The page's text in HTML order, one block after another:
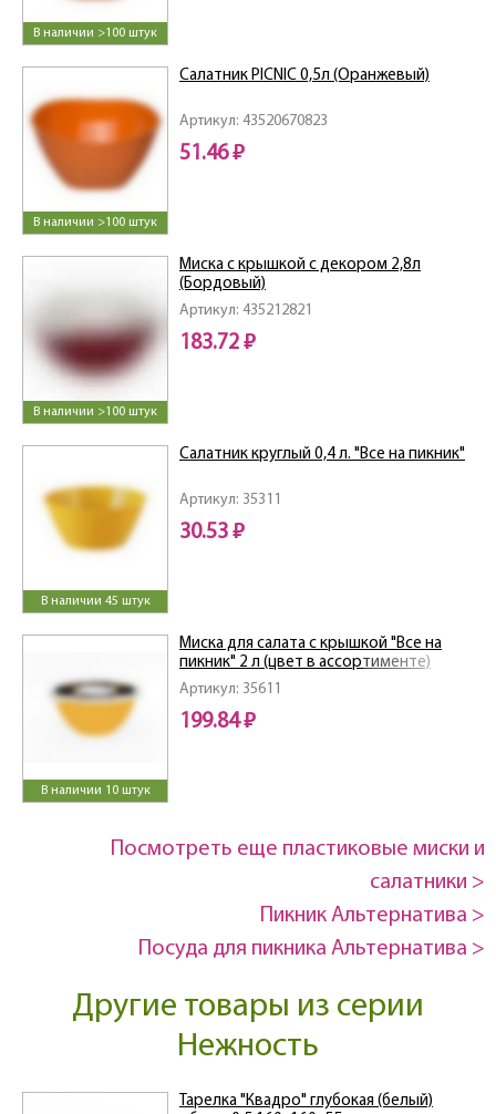
В наличии >100 штук
В наличии >100 штук
Артикул: 43520670823
Салатник PICNIC 0,5л (Оранжевый)
51.46 ₽
В наличии >100 штук
Артикул: 435212821
Миска с крышкой с декором 2,8л
(Бордовый)
183.72 ₽
В наличии 45 штук
Артикул: 35311
Салатник круглый 0,4 л. "Все на пикник"
30.53 ₽
В наличии 10 штук
Артикул: 35611
Миска для салата с крышкой "Все на
пикник" 2 л (цвет в ассортименте)
199.84 ₽
Посмотреть еще пластиковые миски и
салатники >
Пикник Альтернатива >
Посуда для пикника Альтернатива >
Другие товары из серии
Нежность
Тарелка "Квадро" глубокая (белый)